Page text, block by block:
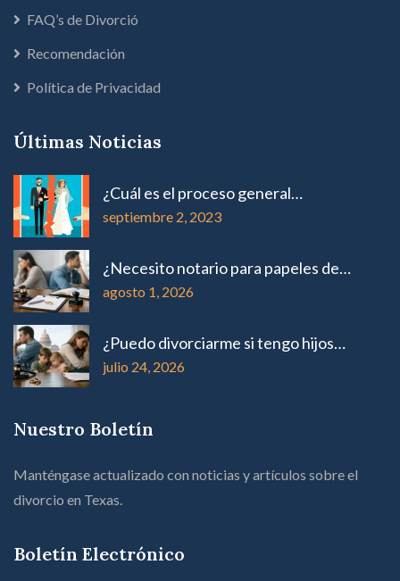
FAQ’s de Divorció
Recomendación
Política de Privacidad
Últimas Noticias
¿Cuál es el proceso general…
septiembre 2, 2023
¿Necesito notario para papeles de…
agosto 1, 2026
¿Puedo divorciarme si tengo hijos…
julio 24, 2026
Nuestro Boletín
Manténgase actualizado con noticias y artículos sobre el
divorcio en Texas.
Boletín Electrónico